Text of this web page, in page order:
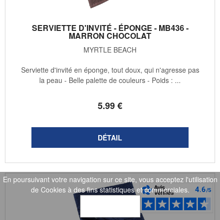
SERVIETTE D'INVITÉ - ÉPONGE - MB436 -
MARRON CHOCOLAT
MYRTLE BEACH
5.99€
Serviette d'invité en éponge, tout doux, qui n'agresse pas
la peau - Belle palette de couleurs - Poids : ...
En poursuivant votre navigation sur ce site, vous acceptez l'utilisation
de Cookies à des fins statistiques et commerciales.